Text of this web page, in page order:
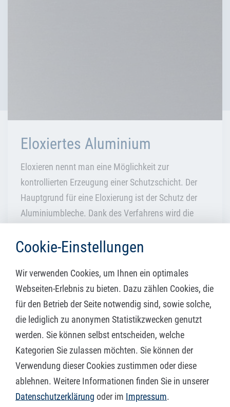
Eloxiertes Aluminium
Eloxieren nennt man eine Möglichkeit zur
kontrollierten Erzeugung einer Schutzschicht. Der
Hauptgrund für eine Eloxierung ist der Schutz der
Aluminiumbleche. Dank des Verfahrens wird die
verbessert. Bestellen Sie jetzt Ihre Metallteile aus
MEHR ERFAHREN
Welche
Verwendungsmöglichkeiten gibt es
für Alubleche?
Cookie-Einstellungen
Wir verwenden Cookies, um Ihnen ein optimales
Webseiten-Erlebnis zu bieten. Dazu zählen Cookies, die
für den Betrieb der Seite notwendig sind, sowie solche,
die lediglich zu anonymen Statistikzwecken genutzt
werden. Sie können selbst entscheiden, welche
Kategorien Sie zulassen möchten. Sie können der
Verwendung dieser Cookies zustimmen oder diese
ablehnen. Weitere Informationen finden Sie in unserer
Datenschutzerklärung oder im Impressum